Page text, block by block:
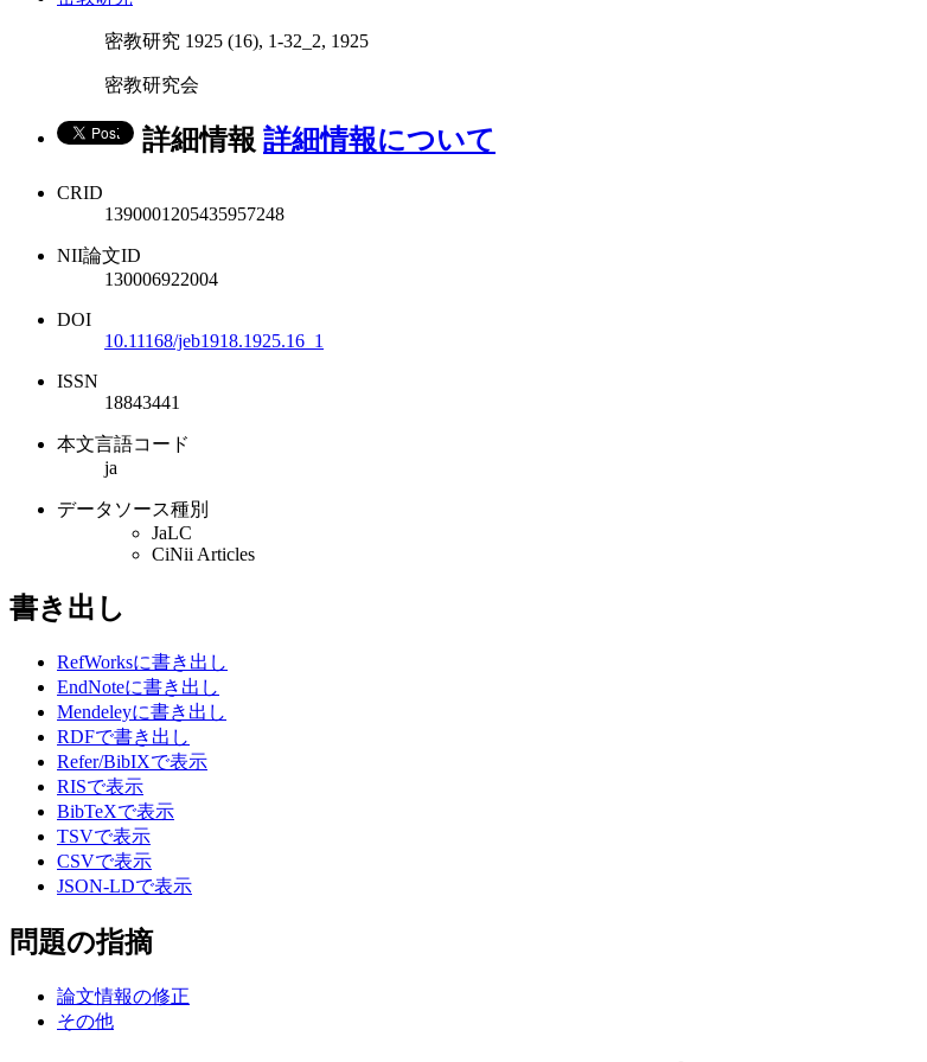
密教研究 1925 (16), 1-32_2, 1925
密教研究会
詳細情報 詳細情報について
CRID
1390001205435957248
NII論文ID
130006922004
DOI
10.11168/jeb1918.1925.16_1
ISSN
18843441
本文言語コード
ja
データソース種別
JaLC
CiNii Articles
書き出し
RefWorksに書き出し
EndNoteに書き出し
Mendeleyに書き出し
RDFで書き出し
Refer/BibIXで表示
RISで表示
BibTeXで表示
TSVで表示
CSVで表示
JSON-LDで表示
問題の指摘
論文情報の修正
その他